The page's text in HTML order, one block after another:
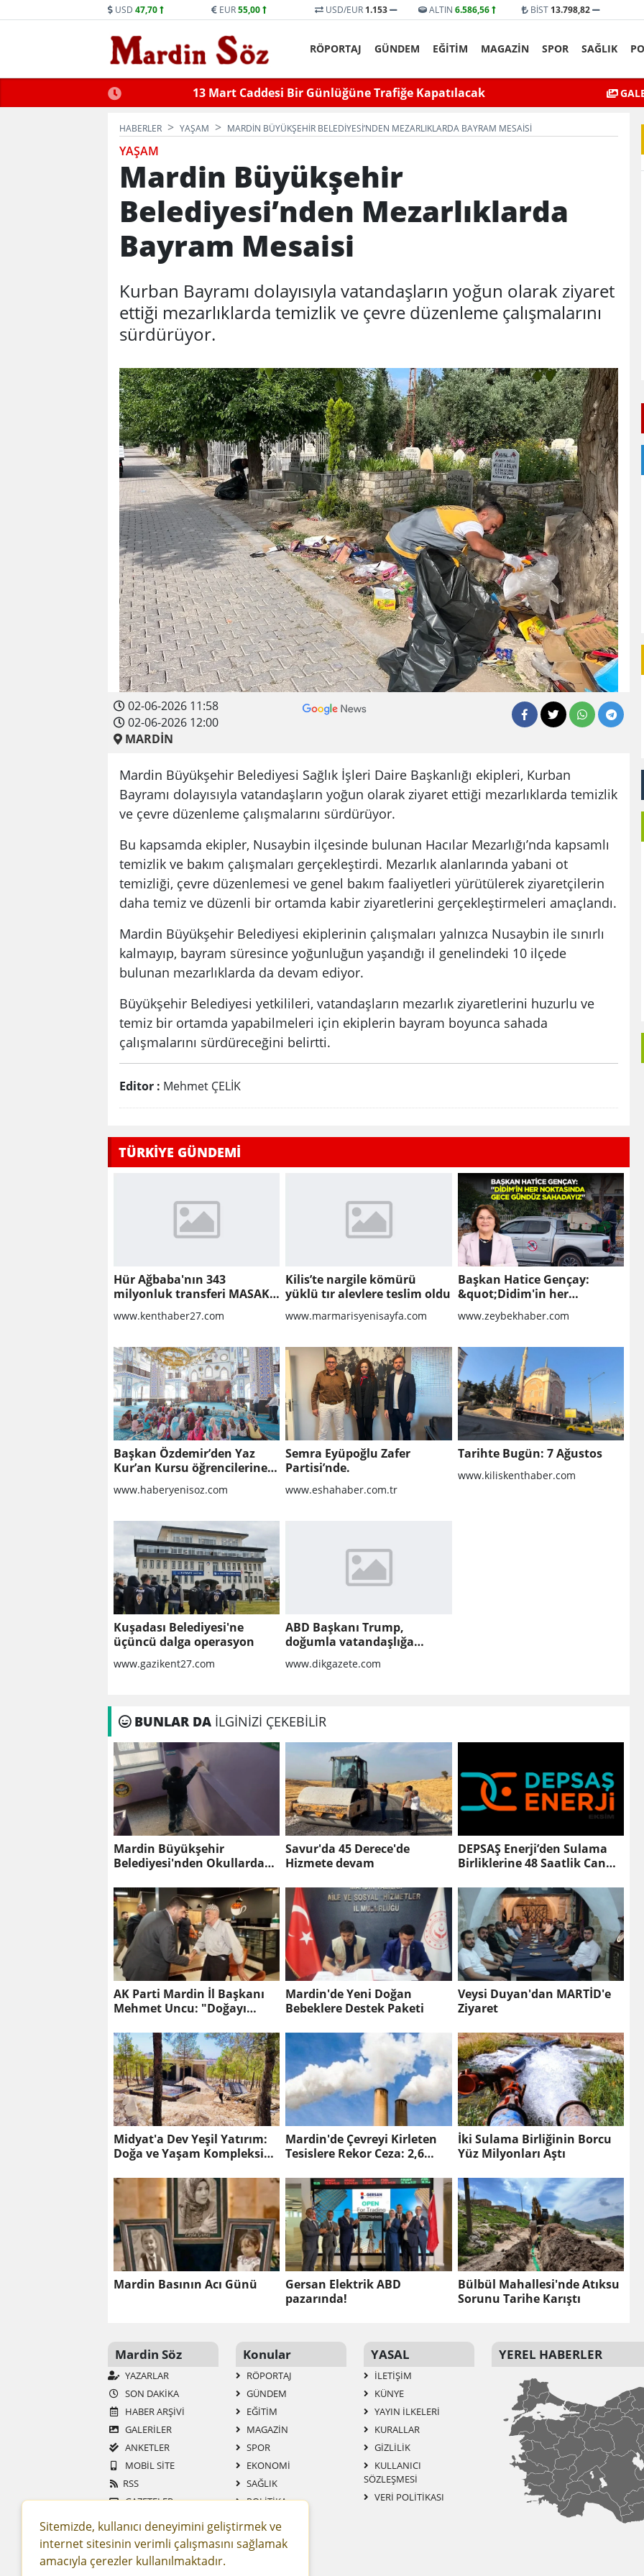
USD 47,70 EUR55,00 USD/EUR 1.153 ALTIN 6.586,56 BİST 13.798,82
RÖPORTAJ GÜNDEM EĞİTİM MAGAZİN SPOR SAĞLIK
Trafiğe Kapatılacak Midyat’ta bıçaklı kavga can aldı
Mardin’de Ceza
HABERLER YAŞAM MARDIN BÜYÜKŞEHIR BELEDIYESI’NDEN MEZARLIKLARDA BAYRAM MESAISI
YAŞAM
Mardin Büyükşehir
Belediyesi’nden Mezarlıklarda
Bayram Mesaisi
Kurban Bayramı dolayısıyla vatandaşların yoğun olarak ziyaret
ettiği mezarlıklarda temizlik ve çevre düzenleme çalışmalarını
sürdürüyor.
02-06-2026 11:58
02-06-2026 12:00
MARDİN
Mardin Büyükşehir Belediyesi Sağlık İşleri Daire Başkanlığı ekipleri, Kurban
Bayramı dolayısıyla vatandaşların yoğun olarak ziyaret ettiği mezarlıklarda temizlik
ve çevre düzenleme çalışmalarını sürdürüyor.
Bu kapsamda ekipler, Nusaybin ilçesinde bulunan Hacılar Mezarlığı’nda kapsamlı
temizlik ve bakım çalışmaları gerçekleştirdi. Mezarlık alanlarında yabani ot
temizliği, çevre düzenlemesi ve genel bakım faaliyetleri yürütülerek ziyaretçilerin
daha temiz ve düzenli bir ortamda kabir ziyaretlerini gerçekleştirmeleri amaçlandı.
Mardin Büyükşehir Belediyesi ekiplerinin çalışmaları yalnızca Nusaybin ile sınırlı
kalmayıp, bayram süresince yoğunluğun yaşandığı il genelindeki 10 ilçede
bulunan mezarlıklarda da devam ediyor.
Büyükşehir Belediyesi yetkilileri, vatandaşların mezarlık ziyaretlerini huzurlu ve
temiz bir ortamda yapabilmeleri için ekiplerin bayram boyunca sahada
çalışmalarını sürdüreceğini belirtti.
Editor : Mehmet ÇELİK
TÜRKİYE GÜNDEMİ
Hür Ağbaba'nın 343
milyonluk transferi MASAK
raporunda! Veli Ağbaba'ya
milyonlar gitmiş
www.kenthaber27.com
Kilis’te nargile kömürü
yüklü tır alevlere teslim oldu
www.marmarisyenisayfa.com
Başkan Hatice Gençay:
&quot;Didim'in her
noktasında gece gündüz
sahadayız&quot;
www.zeybekhaber.com
Başkan Özdemir’den Yaz
Kur’an Kursu öğrencilerine
ziyaret
www.haberyenisoz.com
Semra Eyüpoğlu Zafer
Partisi’nde.
www.eshahaber.com.tr
Tarihte Bugün: 7 Ağustos
www.kiliskenthaber.com
Kuşadası Belediyesi'ne
üçüncü dalga operasyon
www.gazikent27.com
ABD Başkanı Trump,
doğumla vatandaşlığa
yönelik kısıtlamaları
genişleten kararnameler
www.dikgazete.com
BUNLAR DA İLGİNİZİ ÇEKEBİLİR
Mardin Büyükşehir
Belediyesi'nden Okullarda
Savur'da 45 Derece'de
Hizmete devam
DEPSAŞ Enerji’den Sulama
Birliklerine 48 Saatlik Can
AK Parti Mardin İl Başkanı
Mehmet Uncu: "Doğayı
Korumaktır"
Mardin'de Yeni Doğan
Bebeklere Destek Paketi
Veysi Duyan'dan MARTİD'e
Ziyaret
Midyat'a Dev Yeşil Yatırım:
Doğa ve Yaşam Kompleksi
Mardin'de Çevreyi Kirleten
Tesislere Rekor Ceza: 2,6
İki Sulama Birliğinin Borcu
Yüz Milyonları Aştı
Mardin Basının Acı Günü
Gersan Elektrik ABD
pazarında!
Bülbül Mahallesi'nde Atıksu
Sorunu Tarihe Karıştı
Mardin Söz
YAZARLAR
SON DAKİKA
HABER ARŞİVİ
GALERİLER
ANKETLER
MOBİL SİTE
RSS
GAZETELER
SİTENE EKLE
Konular
RÖPORTAJ
GÜNDEM
EĞİTİM
MAGAZİN
SPOR
EKONOMİ
SAĞLIK
POLİTİKA
TEKNOLOJİ
YAŞAM
YASAL
İLETIŞIM
KÜNYE
YAYIN İLKELERI
KURALLAR
GIZLILIK
KULLANICI
SÖZLEŞMESI
VERI POLITIKASI
YEREL HABERLER
Sitemizde, kullanıcı deneyimini geliştirmek ve
internet sitesinin verimli çalışmasını sağlamak
amacıyla çerezler kullanılmaktadır.